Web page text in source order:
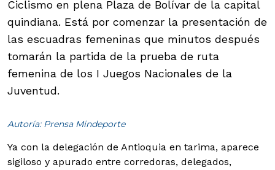
Ciclismo en plena Plaza de Bolívar de la capital
quindiana. Está por comenzar la presentación de
las escuadras femeninas que minutos después
tomarán la partida de la prueba de ruta
femenina de los I Juegos Nacionales de la
Juventud.
Autoría: Prensa Mindeporte
Ya con la delegación de Antioquia en tarima, aparece
sigiloso y apurado entre corredoras, delegados,